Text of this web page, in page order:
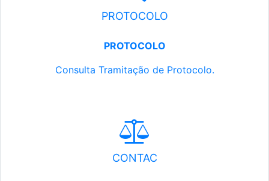
PROTOCOLO
PROTOCOLO
Consulta Tramitação de Protocolo.
CONTAC